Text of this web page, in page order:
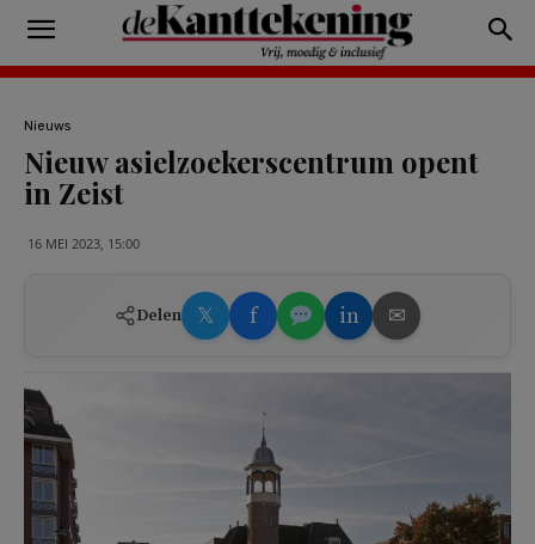
Nieuws
Nieuw asielzoekerscentrum opent
in Zeist
16 MEI 2023, 15:00
Delen 𝕏 f in ✉